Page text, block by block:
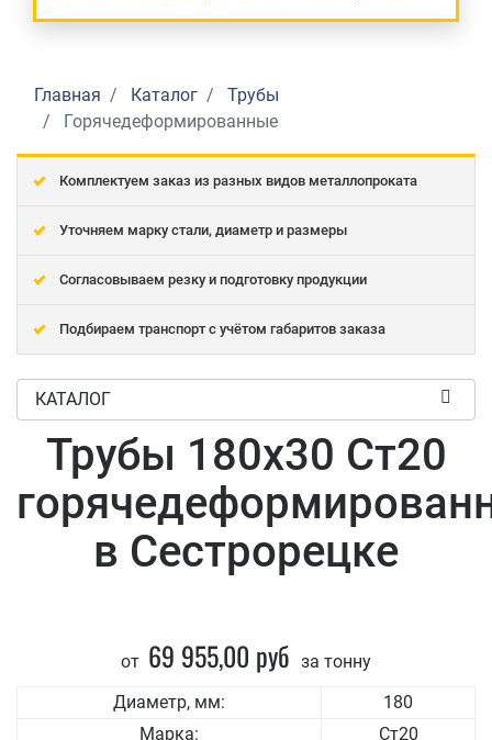
Главная Каталог
Трубы
Горячедеформированные
Комплектуем заказ из разных видов металлопроката
Уточняем марку стали, диаметр и размеры
Согласовываем резку и подготовку продукции
Подбираем транспорт с учётом габаритов заказа
КАТАЛОГ
Трубы 180x30 Ст20
в Сестрорецке
от 69 955,00 руб за тонну
Диаметр, мм:
180
Марка:
Ст20